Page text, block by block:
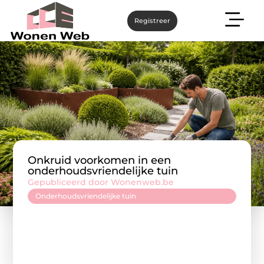
Registreer
Onkruid voorkomen in een
onderhoudsvriendelijke tuin
Onderhoudsvriendelijke tuin
Gepubliceerd door Wonenweb.be